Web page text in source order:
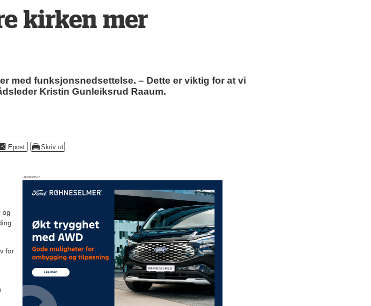
kirken mer
med funksjonsnedsettelse. – Dette er viktig for at vi
Kristin Gunleiksrud Raaum.
annonse
og
for